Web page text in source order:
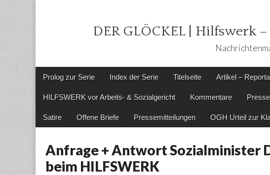
DER GLÖCKEL | Hilfswerk
Main
Skip
content
Prolog zur Serie Index der Serie Titelseite Artikel –
HILFSWERK vor Arbeits- & Sozialgericht Kommentare
Satire Offene Briefe Pressemitteilungen OGH Urteil zur
Anfrage + Antwort Sozialminister
beim HILFSWERK